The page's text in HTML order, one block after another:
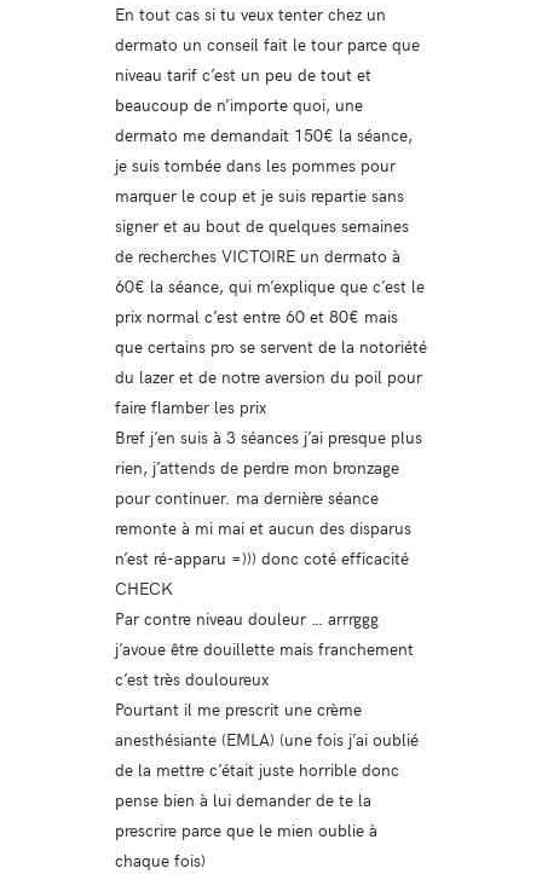
En tout cas si tu veux tenter chez un
dermato un conseil fait le tour parce que
niveau tarif c’est un peu de tout et
beaucoup de n’importe quoi, une
dermato me demandait 150€ la séance,
je suis tombée dans les pommes pour
marquer le coup et je suis repartie sans
signer et au bout de quelques semaines
de recherches VICTOIRE un dermato à
60€ la séance, qui m’explique que c’est le
prix normal c’est entre 60 et 80€ mais
que certains pro se servent de la notoriété
du lazer et de notre aversion du poil pour
faire flamber les prix
Bref j’en suis à 3 séances j’ai presque plus
rien, j’attends de perdre mon bronzage
pour continuer. ma dernière séance
remonte à mi mai et aucun des disparus
n’est ré-apparu =))) donc coté efficacité
CHECK
Par contre niveau douleur … arrrggg
j’avoue être douillette mais franchement
c’est très douloureux
Pourtant il me prescrit une crème
anesthésiante (EMLA) (une fois j’ai oublié
de la mettre c’était juste horrible donc
pense bien à lui demander de te la
prescrire parce que le mien oublie à
chaque fois)